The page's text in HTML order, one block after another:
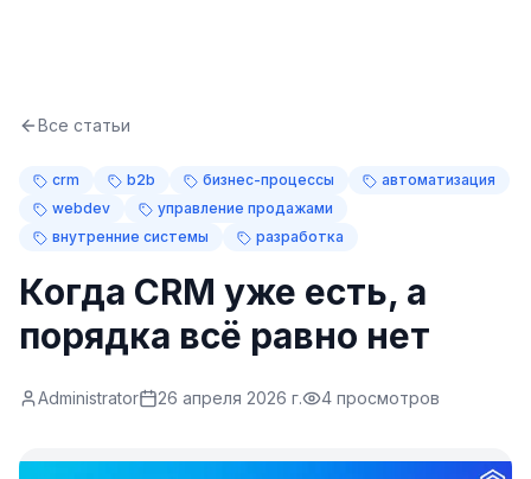
Все статьи
crm b2b бизнес-процессы
автоматизация
webdev
управление продажами
внутренние системы
разработка
Когда CRM уже есть, а
порядка всё равно нет
Administrator 26 апреля 2026 г. 4 просмотров